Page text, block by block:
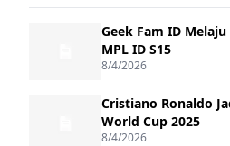
Geek Fam ID
MPL ID S15
8/4/2026
Cristiano Ronaldo
World Cup 2025
8/4/2026